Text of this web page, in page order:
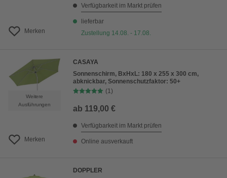
Merken
Verfügbarkeit im Markt prüfen
lieferbar
Zustellung 14.08. - 17.08.
Weitere
Ausführungen
Merken
CASAYA
Sonnenschirm, BxHxL: 180 x 255 x 300 cm,
abknickbar, Sonnenschutzfaktor: 50+
(1)
ab 119,00 €
Verfügbarkeit im Markt prüfen
Online ausverkauft
DOPPLER